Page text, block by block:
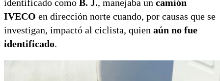
identificado como B. J., manejaba un camión
IVECO en dirección norte cuando, por causas que se
investigan, impactó al ciclista, quien aún no fue
identificado.